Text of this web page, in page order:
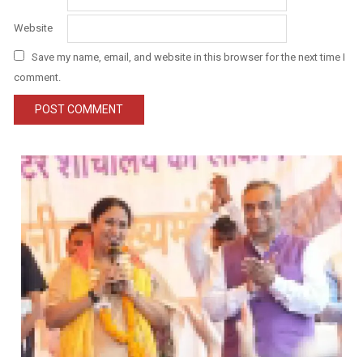
Website
Save my name, email, and website in this browser for the next time I
comment.